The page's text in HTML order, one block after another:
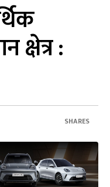
क्षेत्र :
SHARES